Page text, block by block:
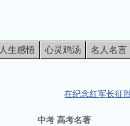
人生感悟 心灵鸡汤 名人名言
在纪念红军长征
中考 高考名著